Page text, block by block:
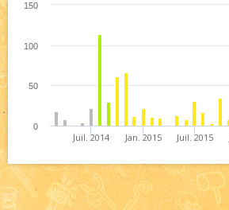
Juil. 2014 Jan. 2015 Juil. 2015
0
50
100
150